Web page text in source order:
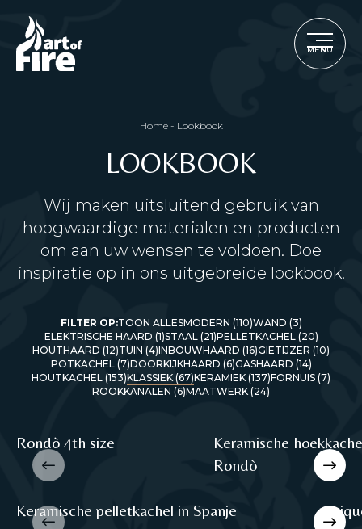
MENU
Home- Lookbook
LOOKBOOK
Wij maken uitsluitend gebruik van
hoogwaardige materialen en producten
om aan uw wensen te voldoen. Doe
inspiratie op in ons uitgebreide lookbook.
FILTER OP:TOON ALLESMODERN (110)WAND (3)
ELEKTRISCHE HAARD (1)STAAL (21)PELLETKACHEL (20)
HOUTHAARD (12)TUIN (4)INBOUWHAARD (16)GIETIJZER (10)
POTKACHEL (7)DOORKIJKHAARD (6)GASHAARD (14)
HOUTKACHEL (153)KLASSIEK (67)KERAMIEK (137)FORNUIS (7)
ROOKKANALEN (6)MAATWERK (24)
Rondò 4th size
Keramische
Rondò
Keramische pelletkachel in Spanje